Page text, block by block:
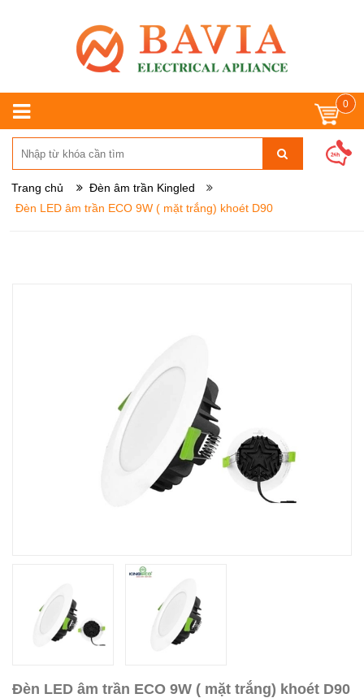
0
Trang chủ
Đèn âm trần Kingled
Đèn LED âm trần ECO 9W ( mặt trắng) khoét D90
Đèn LED âm trần ECO 9W ( mặt trắng) khoét D90